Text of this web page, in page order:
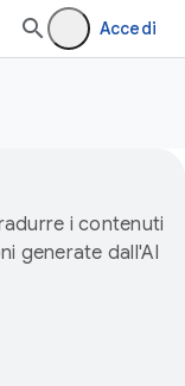
Accedi
i contenuti
generate dall'AI